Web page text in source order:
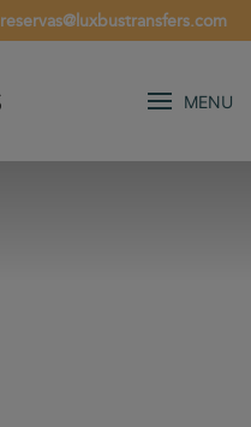
reservas@luxbustransfers.com
MENU